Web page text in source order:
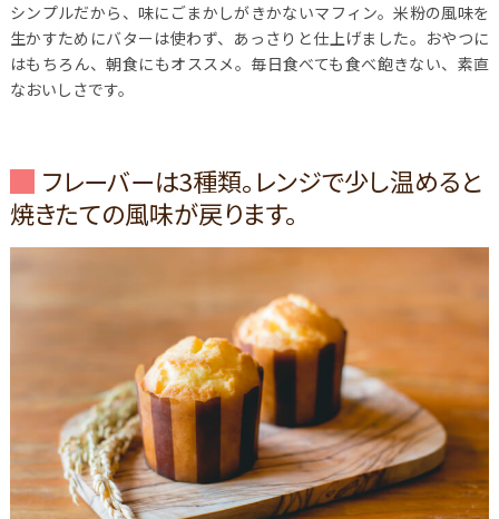
シンプルだから、味にごまかしがきかないマフィン。米粉の風味を
生かすためにバターは使わず、あっさりと仕上げました。おやつに
はもちろん、朝食にもオススメ。毎日食べても食べ飽きない、素直
なおいしさです。
フレーバーは3種類。レンジで少し温めると
焼きたての風味が戻ります。